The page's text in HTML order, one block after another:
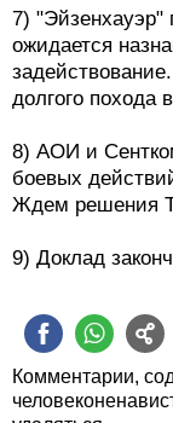
7) "Эйзенхауэр"
ожидается
долгого похода
8) АОИ и
боевых
Ждем решения
9) Доклад
Комментарии,